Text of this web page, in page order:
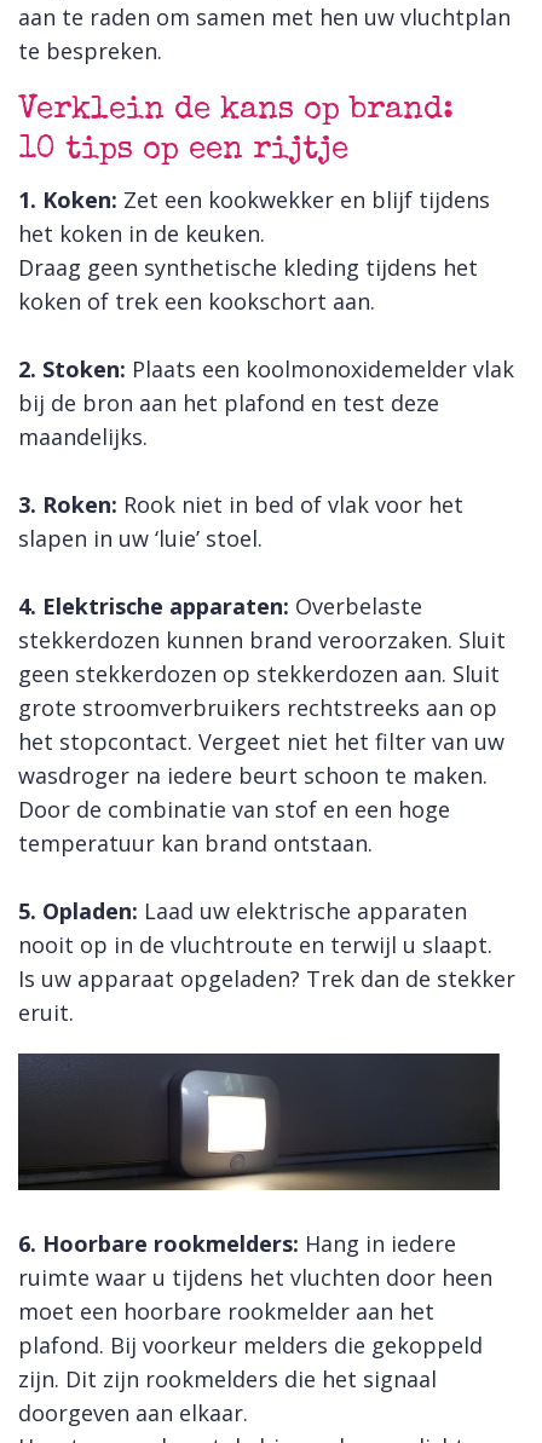
aan te raden om samen met hen uw vluchtplan
te bespreken.
Verklein de kans op brand:
10 tips op een rijtje
1. Koken: Zet een kookwekker en blijf tijdens
het koken in de keuken.
Draag geen synthetische kleding tijdens het
koken of trek een kookschort aan.
2. Stoken: Plaats een koolmonoxidemelder vlak
bij de bron aan het plafond en test deze
maandelijks.
3. Roken: Rook niet in bed of vlak voor het
slapen in uw ‘luie’ stoel.
4. Elektrische apparaten: Overbelaste
stekkerdozen kunnen brand veroorzaken. Sluit
geen stekkerdozen op stekkerdozen aan. Sluit
grote stroomverbruikers rechtstreeks aan op
het stopcontact. Vergeet niet het filter van uw
wasdroger na iedere beurt schoon te maken.
Door de combinatie van stof en een hoge
temperatuur kan brand ontstaan.
5. Opladen: Laad uw elektrische apparaten
nooit op in de vluchtroute en terwijl u slaapt.
Is uw apparaat opgeladen? Trek dan de stekker
eruit.
6. Hoorbare rookmelders: Hang in iedere
ruimte waar u tijdens het vluchten door heen
moet een hoorbare rookmelder aan het
plafond. Bij voorkeur melders die gekoppeld
zijn. Dit zijn rookmelders die het signaal
doorgeven aan elkaar.